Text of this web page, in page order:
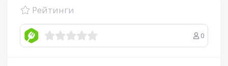
Рейтинги
0